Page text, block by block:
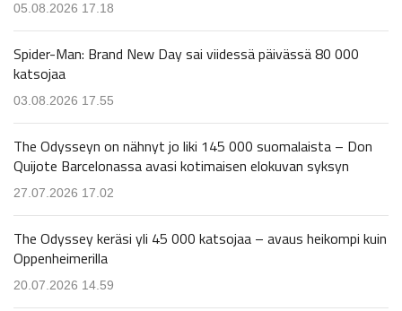
05.08.2026 17.18
Spider-Man: Brand New Day sai viidessä päivässä 80 000
katsojaa
03.08.2026 17.55
The Odysseyn on nähnyt jo liki 145 000 suomalaista – Don
Quijote Barcelonassa avasi kotimaisen elokuvan syksyn
27.07.2026 17.02
The Odyssey keräsi yli 45 000 katsojaa – avaus heikompi kuin
Oppenheimerilla
20.07.2026 14.59